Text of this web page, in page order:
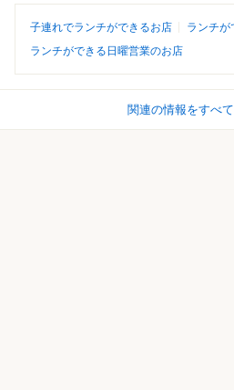
子連れでランチができるお店
ランチが
ランチができる日曜営業のお店
関連の情報をすべ